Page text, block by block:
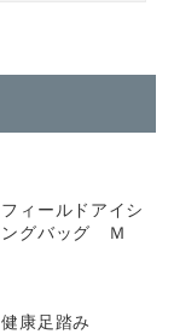
フィールドアイシ
ングバッグ Ｍ
健康足踏み